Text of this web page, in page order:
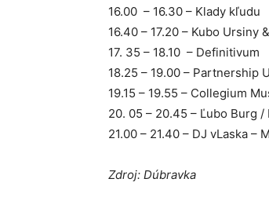
16.00 – 16.30 – Klady kľudu
16.40 – 17.20 – Kubo Ursiny
17. 35 – 18.10 – Definitivum
18.25 – 19.00 – Partnership
19.15 – 19.55 – Collegium
20. 05 – 20.45 – Ľubo Burg /
21.00 – 21.40 – DJ vLaska –
Zdroj: Dúbravka